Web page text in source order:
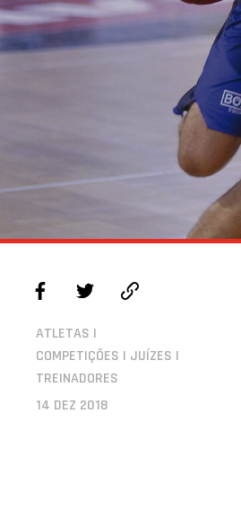
ATLETAS |
COMPETIÇÕES | JUÍZES |
TREINADORES
14 DEZ 2018